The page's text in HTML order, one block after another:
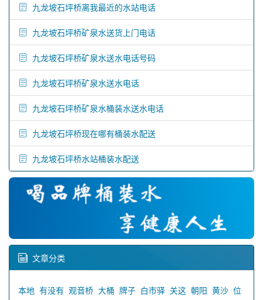
九龙坡石坪桥离我最近的水站电话
九龙坡石坪桥矿泉水送货上门电话
九龙坡石坪桥矿泉水送水电话号码
九龙坡石坪桥矿泉水送水电话
九龙坡石坪桥矿泉水桶装水送水电话
九龙坡石坪桥现在哪有桶装水配送
九龙坡石坪桥水站桶装水配送
文章分类
本地 有没有 观音桥 大桶 牌子 白市驿 关这 朝阳 黄沙 位